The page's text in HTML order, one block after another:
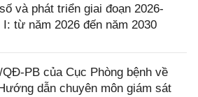
và phát triển giai đoạn 2026-
I: từ năm 2026 đến năm 2030
PB của Cục Phòng bệnh về
dẫn chuyên môn giám sát